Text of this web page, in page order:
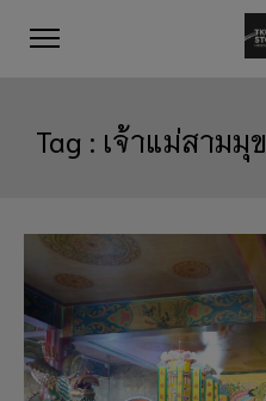
Tag : เจ้าแม่สามมุข